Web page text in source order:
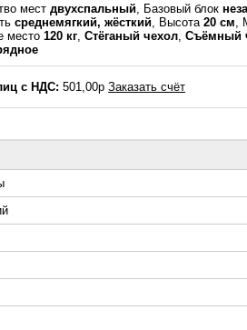
местдвухспальный, Базовый блок
среднемягкий, жёсткий, Высота20 см,
место120 кг,Стёганый чехол,Съёмный
с НДС: 501,00рЗаказать счёт